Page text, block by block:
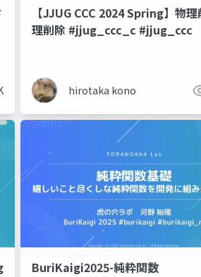
【JJUG CCC 2024 Spring】物
理削除 #jjug_ccc_c #jjug_ccc
hirotaka kono
BuriKaigi2025-純粋関数